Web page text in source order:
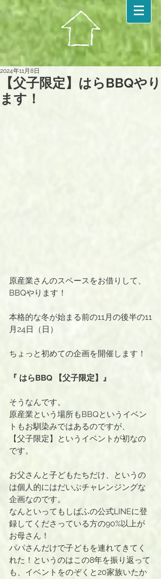
【父子限定】はらBBQやり
ます！
2024年11月8日
原産業さんのスペースをお借りして、
BBQやります！
本格的な冬が始まる前の11月の後半の11
月24日（日）
ちょっと初めての企画を開催します！
『 はらBBQ 【父子限定】』
そうなんです。
原産業という場所もBBQというイベン
トもお馴染みではあるのですが、
【父子限定】というイベントが初なの
です。
お父さんと子どもたちだけ、というの
は個人的にはだいぶチャレンジングな
企画なのです。
なんといってもしばふの公式LINEに登
録してくださっている方の90%以上が
お母さん！
パパさんだけで子どもを連れてきてく
れた！というのはこの8年を振り返って
も、イベントをのぞくと20家族いたか